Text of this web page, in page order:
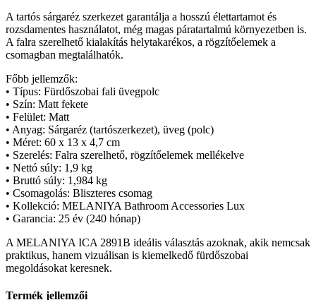
A tartós sárgaréz szerkezet garantálja a hosszú élettartamot és
rozsdamentes használatot, még magas páratartalmú környezetben is.
A falra szerelhető kialakítás helytakarékos, a rögzítőelemek a
csomagban megtalálhatók.
Főbb jellemzők:
• Típus: Fürdőszobai fali üvegpolc
• Szín: Matt fekete
• Felület: Matt
• Anyag: Sárgaréz (tartószerkezet), üveg (polc)
• Méret: 60 x 13 x 4,7 cm
• Szerelés: Falra szerelhető, rögzítőelemek mellékelve
• Nettó súly: 1,9 kg
• Bruttó súly: 1,984 kg
• Csomagolás: Bliszteres csomag
• Kollekció: MELANIYA Bathroom Accessories Lux
• Garancia: 25 év (240 hónap)
A MELANIYA ICA 2891B ideális választás azoknak, akik nemcsak
praktikus, hanem vizuálisan is kiemelkedő fürdőszobai
megoldásokat keresnek.
Termék jellemzői